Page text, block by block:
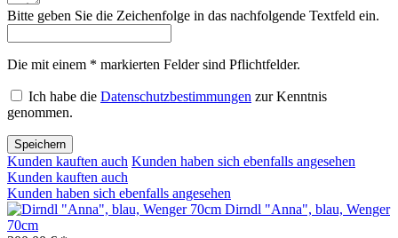
Bitte geben Sie die Zeichenfolge in das nachfolgende Textfeld ein.
Die mit einem * markierten Felder sind Pflichtfelder.
Ich habe die Datenschutzbestimmungen zur Kenntnis
genommen.
Speichern
Kunden kauften auch Kunden haben sich ebenfalls angesehen
Kunden kauften auch
Kunden haben sich ebenfalls angesehen
Dirndl "Anna", blau, Wenger
70cm